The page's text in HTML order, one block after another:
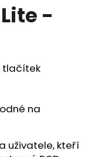
-
tlačítek
na
uživatele, kteří